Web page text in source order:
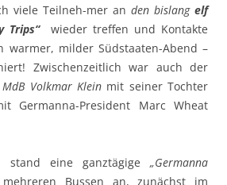
viele Teilneh-mer an den bislang elf
Trips“wieder treffen und Kontakte
warmer, milder Südstaaten-Abend –
Zwischenzeitlich war auch der
Volkmar Klein mit seiner Tochter
Germanna-President Marc Wheat
stand eine ganztägige „Germanna
Bussen an, zunächst im